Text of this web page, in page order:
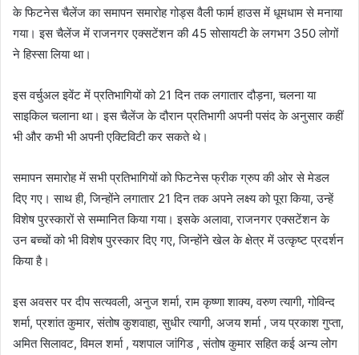
के फिटनेस चैलेंज का समापन समारोह गोड्स वैली फार्म हाउस में धूमधाम से मनाया
गया। इस चैलेंज में राजनगर एक्सटेंशन की 45 सोसायटी के लगभग 350 लोगों
ने हिस्सा लिया था।
इस वर्चुअल इवेंट में प्रतिभागियों को 21 दिन तक लगातार दौड़ना, चलना या
साइकिल चलाना था। इस चैलेंज के दौरान प्रतिभागी अपनी पसंद के अनुसार कहीं
भी और कभी भी अपनी एक्टिविटी कर सकते थे।
समापन समारोह में सभी प्रतिभागियों को फिटनेस फ्रीक ग्रुप की ओर से मेडल
दिए गए। साथ ही, जिन्होंने लगातार 21 दिन तक अपने लक्ष्य को पूरा किया, उन्हें
विशेष पुरस्कारों से सम्मानित किया गया। इसके अलावा, राजनगर एक्सटेंशन के
उन बच्चों को भी विशेष पुरस्कार दिए गए, जिन्होंने खेल के क्षेत्र में उत्कृष्ट प्रदर्शन
किया है।
इस अवसर पर दीप सत्यवली, अनुज शर्मा, राम कृष्णा शाक्य, वरुण त्यागी, गोविन्द
शर्मा, प्रशांत कुमार, संतोष कुशवाहा, सुधीर त्यागी, अजय शर्मा , जय प्रकाश गुप्ता,
अमित सिलावट, विमल शर्मा , यशपाल जांगिड , संतोष कुमार सहित कई अन्य लोग